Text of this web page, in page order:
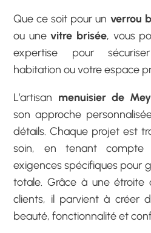
Que ce soit pour un verrou
ou unevitre brisée, vous
expertise pour
habitation ou votre espace
L’artisan menuisier de
son approche
détails. Chaque projet est
soin, en tenant
exigences spécifiques pour
totale. Grâce à une étroite
clients, il parvient à créer
beauté, fonctionnalité et